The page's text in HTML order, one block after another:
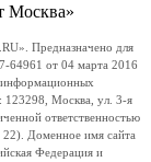
Москва»
Предназначено для
64961 от 04 марта 2016
информационных
123298, Москва, ул. 3-я
ответственностью
Доменное имя сайта
Федерация и